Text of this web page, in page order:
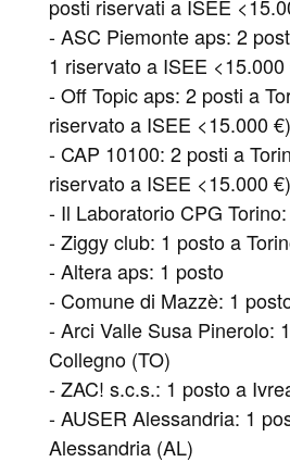
posti riservati a ISEE
- ASC Piemonte aps: 2
1 riservato a ISEE <15.000
- Off Topic aps: 2 posti a
riservato a ISEE <15.000 €)
- CAP 10100: 2 posti a
riservato a ISEE <15.000 €)
- Il Laboratorio CPG
- Ziggy club: 1 posto a
- Altera aps: 1 posto
- Comune di Mazzè: 1
- Arci Valle Susa Pinerolo:
Collegno (TO)
- ZAC! s.c.s.: 1 posto a
- AUSER Alessandria: 1
Alessandria (AL)